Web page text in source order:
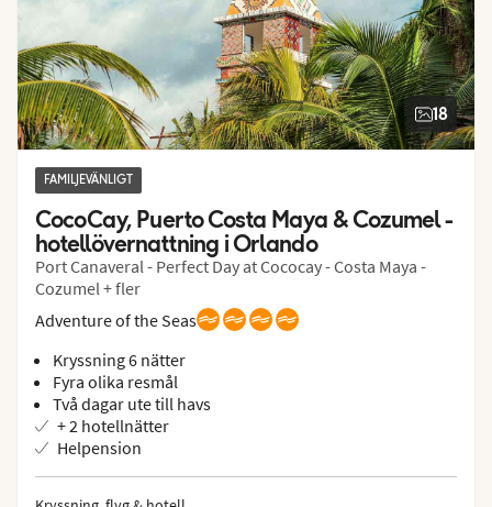
18
FAMILJEVÄNLIGT
CocoCay, Puerto Costa Maya & Cozumel -
hotellövernattning i Orlando
Port Canaveral - Perfect Day at Cococay - Costa Maya -
Cozumel + fler
Adventure of the Seas
Kryssning 6 nätter
Fyra olika resmål
Två dagar ute till havs
+ 2 hotellnätter
Helpension